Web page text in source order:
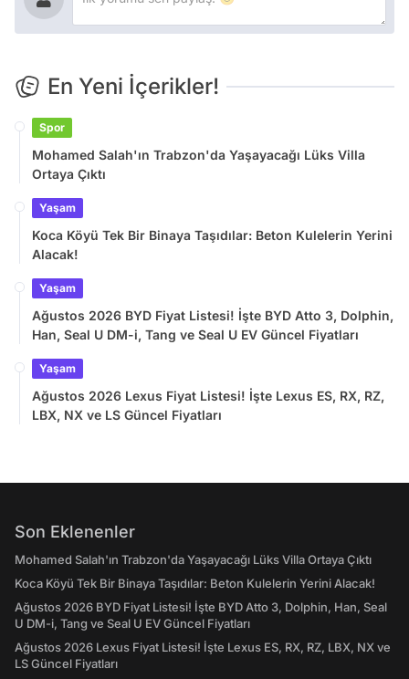
En Yeni İçerikler!
Spor
Mohamed Salah'ın Trabzon'da Yaşayacağı Lüks Villa
Ortaya Çıktı
Yaşam
Koca Köyü Tek Bir Binaya Taşıdılar: Beton Kulelerin Yerini
Alacak!
Yaşam
Ağustos 2026 BYD Fiyat Listesi! İşte BYD Atto 3, Dolphin,
Han, Seal U DM-i, Tang ve Seal U EV Güncel Fiyatları
Yaşam
Ağustos 2026 Lexus Fiyat Listesi! İşte Lexus ES, RX, RZ,
LBX, NX ve LS Güncel Fiyatları
Son Eklenenler
Mohamed Salah'ın Trabzon'da Yaşayacağı Lüks Villa Ortaya Çıktı
Koca Köyü Tek Bir Binaya Taşıdılar: Beton Kulelerin Yerini Alacak!
Ağustos 2026 BYD Fiyat Listesi! İşte BYD Atto 3, Dolphin, Han, Seal
U DM-i, Tang ve Seal U EV Güncel Fiyatları
Ağustos 2026 Lexus Fiyat Listesi! İşte Lexus ES, RX, RZ, LBX, NX ve
LS Güncel Fiyatları